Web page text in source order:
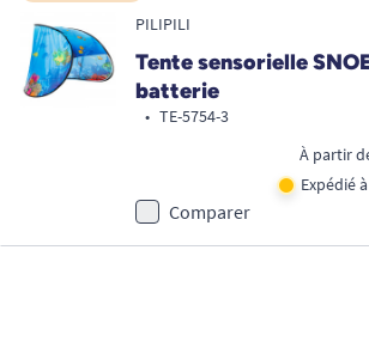
PILIPILI
Tente sensorielle
batterie
• TE-5754-3
À partir
Expédié
Comparer